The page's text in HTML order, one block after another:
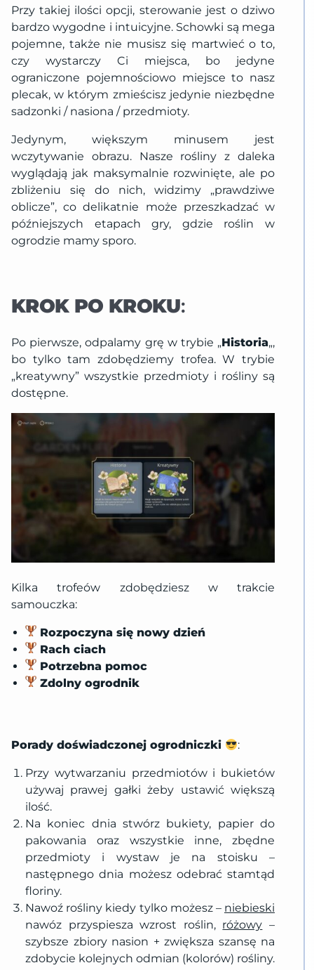
Przy takiej ilości opcji, sterowanie jest o dziwo
bardzo wygodne i intuicyjne. Schowki są mega
pojemne, także nie musisz się martwieć o to,
czy wystarczy Ci miejsca, bo jedyne
ograniczone pojemnościowo miejsce to nasz
plecak, w którym zmieścisz jedynie niezbędne
sadzonki / nasiona / przedmioty.
Jedynym, większym minusem jest
wczytywanie obrazu. Nasze rośliny z daleka
wyglądają jak maksymalnie rozwinięte, ale po
zbliżeniu się do nich, widzimy „prawdziwe
oblicze”, co delikatnie może przeszkadzać w
późniejszych etapach gry, gdzie roślin w
ogrodzie mamy sporo.
KROK PO KROKU:
Po pierwsze, odpalamy grę w trybie „Historia„,
bo tylko tam zdobędziemy trofea. W trybie
„kreatywny” wszystkie przedmioty i rośliny są
dostępne.
Kilka trofeów zdobędziesz w trakcie
samouczka:
Rozpoczyna się nowy dzień
Rach ciach
Potrzebna pomoc
Zdolny ogrodnik
Porady doświadczonej ogrodniczki :
Przy wytwarzaniu przedmiotów i bukietów
używaj prawej gałki żeby ustawić większą
ilość.
Na koniec dnia stwórz bukiety, papier do
pakowania oraz wszystkie inne, zbędne
przedmioty i wystaw je na stoisku –
następnego dnia możesz odebrać stamtąd
floriny.
Nawoź rośliny kiedy tylko możesz – niebieski
nawóz przyspiesza wzrost roślin, różowy –
szybsze zbiory nasion + zwiększa szansę na
zdobycie kolejnych odmian (kolorów) rośliny.